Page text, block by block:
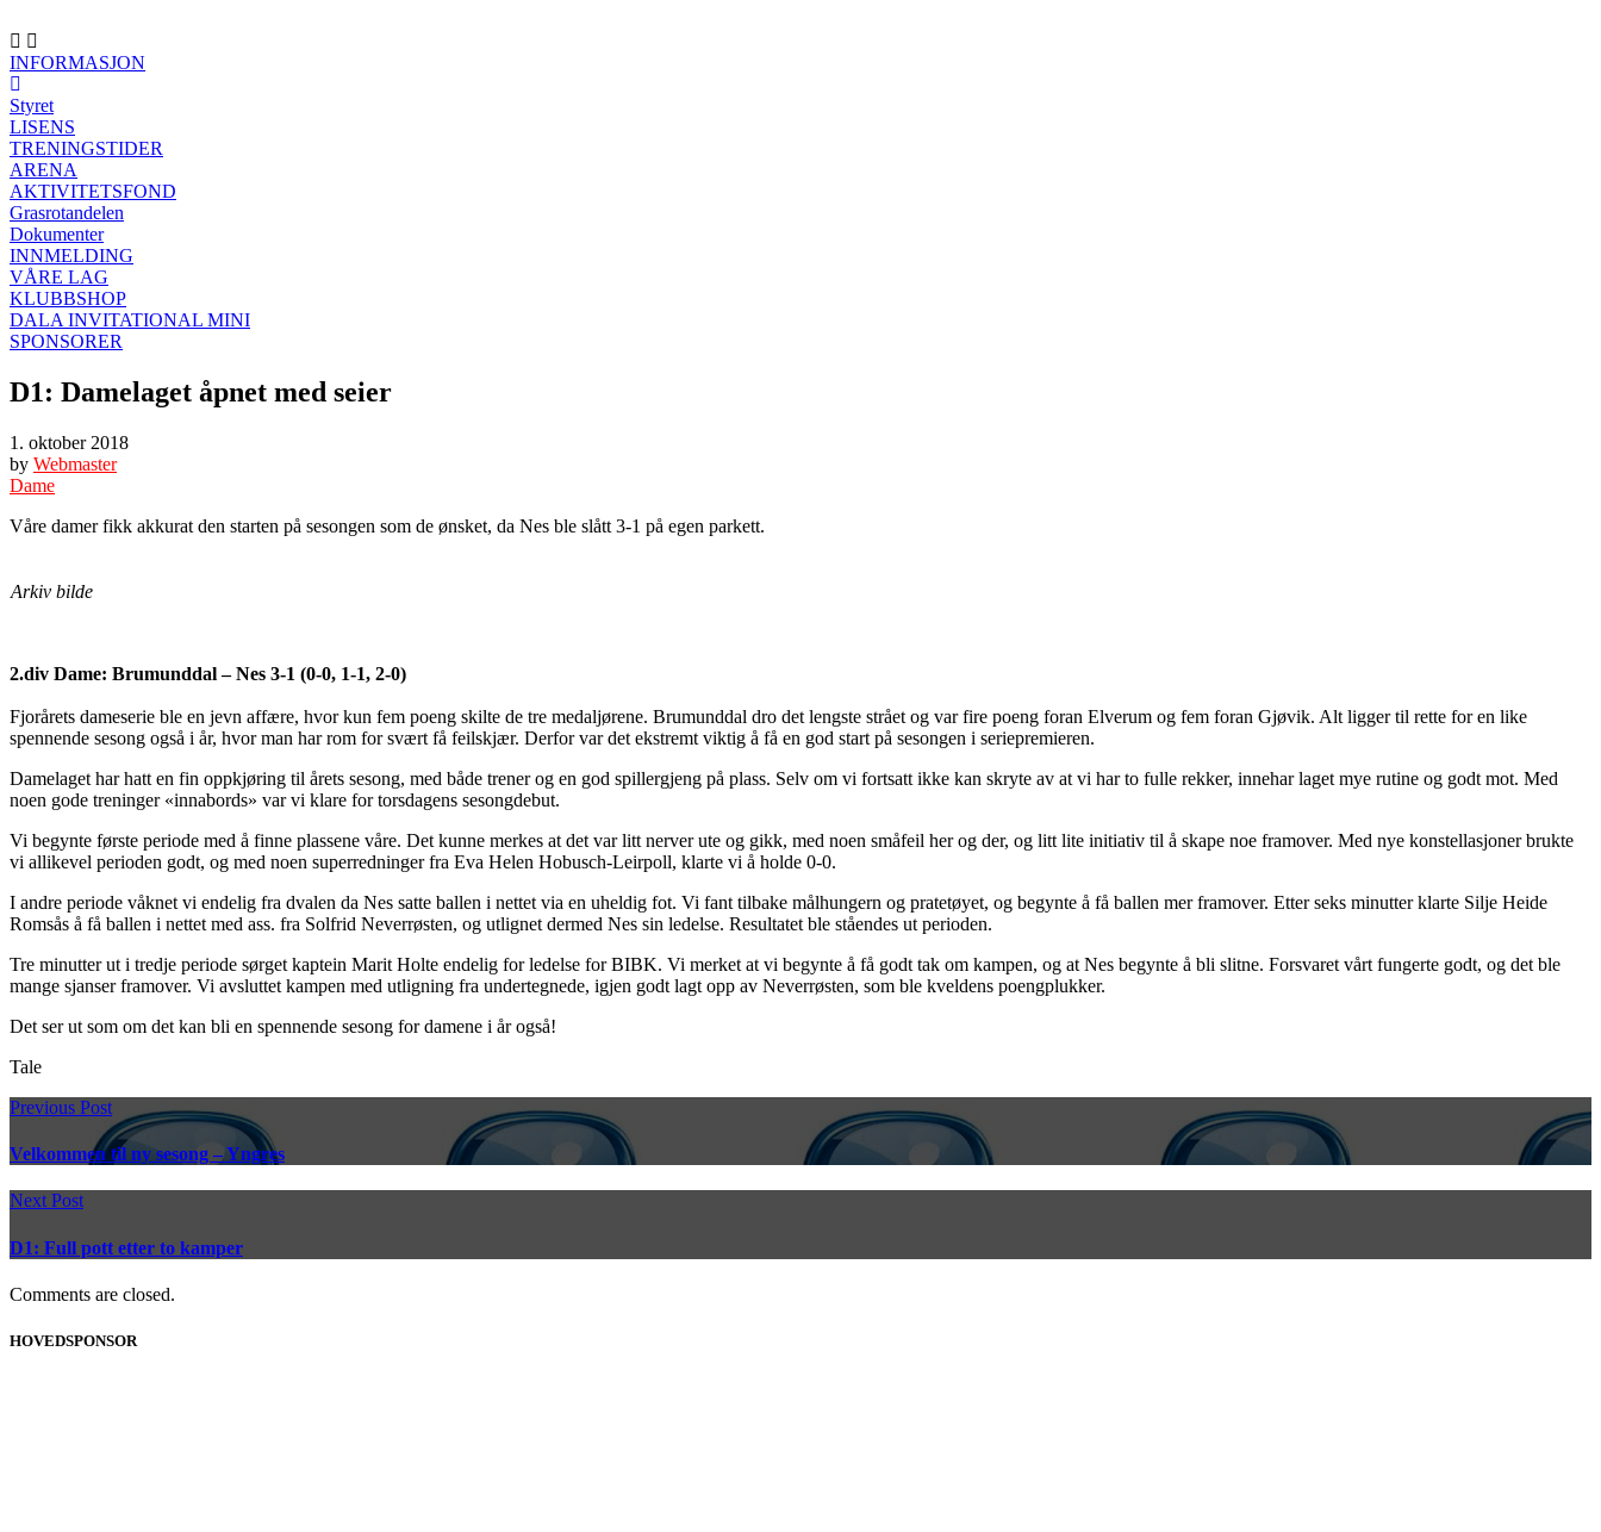
INFORMASJON
Styret
LISENS
TRENINGSTIDER
ARENA
AKTIVITETSFOND
Grasrotandelen
Dokumenter
INNMELDING
VÅRE LAG
KLUBBSHOP
DALA INVITATIONAL MINI
SPONSORER
D1: Damelaget åpnet med seier
1. oktober 2018
by Webmaster
Dame
Våre damer fikk akkurat den starten på sesongen som de ønsket, da Nes ble slått 3-1 på egen parkett.
Arkiv bilde
2.div Dame: Brumunddal – Nes 3-1 (0-0, 1-1, 2-0)
Fjorårets dameserie ble en jevn affære, hvor kun fem poeng skilte de tre medaljørene. Brumunddal dro det lengste strået og var fire poeng foran Elverum og fem foran Gjøvik. Alt ligger til rette for en like
spennende sesong også i år, hvor man har rom for svært få feilskjær. Derfor var det ekstremt viktig å få en god start på sesongen i seriepremieren.
Damelaget har hatt en fin oppkjøring til årets sesong, med både trener og en god spillergjeng på plass. Selv om vi fortsatt ikke kan skryte av at vi har to fulle rekker, innehar laget mye rutine og godt mot. Med
noen gode treninger «innabords» var vi klare for torsdagens sesongdebut.
Vi begynte første periode med å finne plassene våre. Det kunne merkes at det var litt nerver ute og gikk, med noen småfeil her og der, og litt lite initiativ til å skape noe framover. Med nye konstellasjoner brukte
vi allikevel perioden godt, og med noen superredninger fra Eva Helen Hobusch-Leirpoll, klarte vi å holde 0-0.
I andre periode våknet vi endelig fra dvalen da Nes satte ballen i nettet via en uheldig fot. Vi fant tilbake målhungern og pratetøyet, og begynte å få ballen mer framover. Etter seks minutter klarte Silje Heide
Romsås å få ballen i nettet med ass. fra Solfrid Neverrøsten, og utlignet dermed Nes sin ledelse. Resultatet ble ståendes ut perioden.
Tre minutter ut i tredje periode sørget kaptein Marit Holte endelig for ledelse for BIBK. Vi merket at vi begynte å få godt tak om kampen, og at Nes begynte å bli slitne. Forsvaret vårt fungerte godt, og det ble
mange sjanser framover. Vi avsluttet kampen med utligning fra undertegnede, igjen godt lagt opp av Neverrøsten, som ble kveldens poengplukker.
Det ser ut som om det kan bli en spennende sesong for damene i år også!
Tale
Previous Post
Velkommen til ny sesong – Yngres
Next Post
D1: Full pott etter to kamper
Comments are closed.
HOVEDSPONSOR